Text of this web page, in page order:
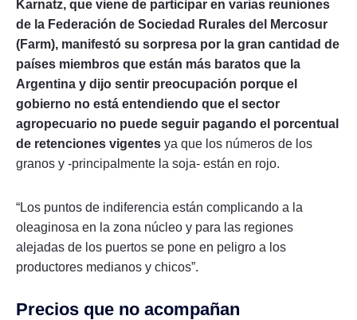
Karnatz, que viene de participar en varias reuniones
de la Federación de Sociedad Rurales del Mercosur
(Farm), manifestó su sorpresa por la gran cantidad de
países miembros que están más baratos que la
Argentina y dijo sentir preocupación porque el
gobierno no está entendiendo que el sector
agropecuario no puede seguir pagando el porcentual
de retenciones vigentes ya que los números de los
granos y -principalmente la soja- están en rojo.
“Los puntos de indiferencia están complicando a la
oleaginosa en la zona núcleo y para las regiones
alejadas de los puertos se pone en peligro a los
productores medianos y chicos”.
Precios que no acompañan